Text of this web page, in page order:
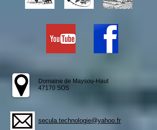
Domaine de Maysou-Haut
47170 SOS
secula.technologie@yahoo.fr